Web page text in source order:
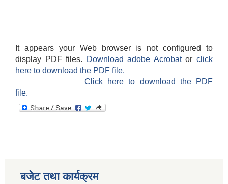
It appears your Web browser is not configured to
display PDF files.
Download adobe Acrobatorclick
here to download the PDF file.
Click here to download the PDF
file.
बजेट तथा कार्यक्रम